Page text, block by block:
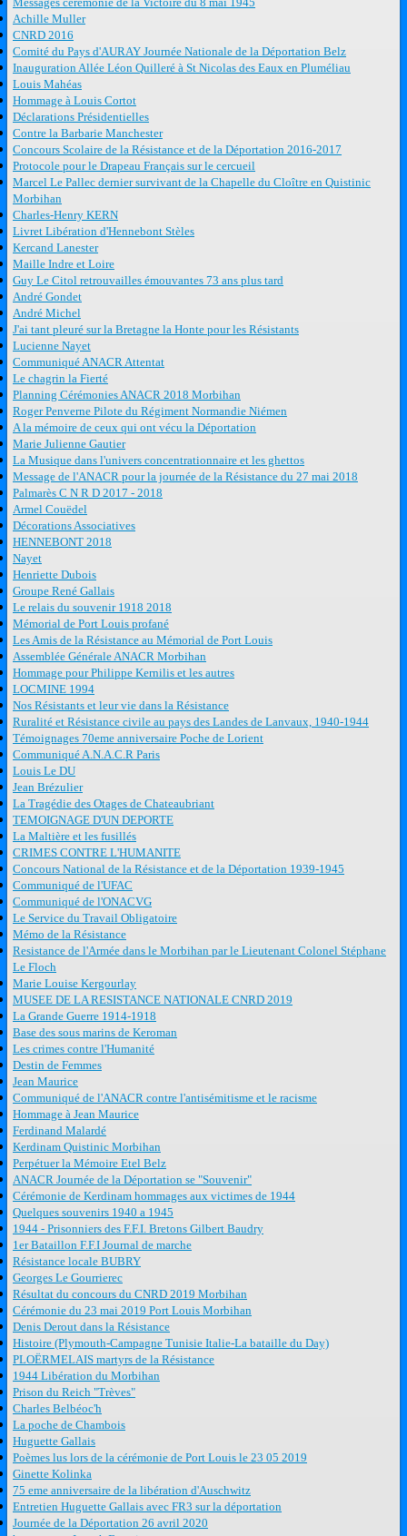
Achille Muller
CNRD 2016
Comité du Pays d'AURAY Journée Nationale de la Déportation Belz
Inauguration Allée Léon Quilleré à St Nicolas des Eaux en Pluméliau
Louis Mahéas
Hommage à Louis Cortot
Déclarations Présidentielles
Contre la Barbarie Manchester
Concours Scolaire de la Résistance et de la Déportation 2016-2017
Protocole pour le Drapeau Français sur le cercueil
Marcel Le Pallec dernier survivant de la Chapelle du Cloître en Quistinic
Morbihan
Charles-Henry KERN
Livret Libération d'Hennebont Stèles
Kercand Lanester
Maille Indre et Loire
Guy Le Citol retrouvailles émouvantes 73 ans plus tard
André Gondet
André Michel
J'ai tant pleuré sur la Bretagne la Honte pour les Résistants
Lucienne Nayet
Communiqué ANACR Attentat
Le chagrin la Fierté
Planning Cérémonies ANACR 2018 Morbihan
Roger Penverne Pilote du Régiment Normandie Niémen
A la mémoire de ceux qui ont vécu la Déportation
Marie Julienne Gautier
La Musique dans l'univers concentrationnaire et les ghettos
Message de l'ANACR pour la journée de la Résistance du 27 mai 2018
Palmarès C N R D 2017 - 2018
Armel Couëdel
Décorations Associatives
HENNEBONT 2018
Nayet
Henriette Dubois
Groupe René Gallais
Le relais du souvenir 1918 2018
Mémorial de Port Louis profané
Les Amis de la Résistance au Mémorial de Port Louis
Assemblée Générale ANACR Morbihan
Hommage pour Philippe Kernilis et les autres
LOCMINE 1994
Nos Résistants et leur vie dans la Résistance
Ruralité et Résistance civile au pays des Landes de Lanvaux, 1940-1944
Témoignages 70eme anniversaire Poche de Lorient
Communiqué A.N.A.C.R Paris
Louis Le DU
Jean Brézulier
La Tragédie des Otages de Chateaubriant
TEMOIGNAGE D'UN DEPORTE
La Maltière et les fusillés
CRIMES CONTRE L'HUMANITE
Concours National de la Résistance et de la Déportation 1939-1945
Communiqué de l'UFAC
Communiqué de l'ONACVG
Le Service du Travail Obligatoire
Mémo de la Résistance
Resistance de l'Armée dans le Morbihan par le Lieutenant Colonel Stéphane
Le Floch
Marie Louise Kergourlay
MUSEE DE LA RESISTANCE NATIONALE CNRD 2019
La Grande Guerre 1914-1918
Base des sous marins de Keroman
Les crimes contre l'Humanité
Destin de Femmes
Jean Maurice
Communiqué de l'ANACR contre l'antisémitisme et le racisme
Hommage à Jean Maurice
Ferdinand Malardé
Kerdinam Quistinic Morbihan
Perpétuer la Mémoire Etel Belz
ANACR Journée de la Déportation se "Souvenir"
Cérémonie de Kerdinam hommages aux victimes de 1944
Quelques souvenirs 1940 a 1945
1944 - Prisonniers des F.F.I. Bretons Gilbert Baudry
1er Bataillon F.F.I Journal de marche
Résistance locale BUBRY
Georges Le Gourrierec
Résultat du concours du CNRD 2019 Morbihan
Cérémonie du 23 mai 2019 Port Louis Morbihan
Denis Derout dans la Résistance
Histoire (Plymouth-Campagne Tunisie Italie-La bataille du Day)
PLOËRMELAIS martyrs de la Résistance
1944 Libération du Morbihan
Prison du Reich "Trèves"
Charles Belbéoc'h
La poche de Chambois
Huguette Gallais
Poèmes lus lors de la cérémonie de Port Louis le 23 05 2019
Ginette Kolinka
75 eme anniversaire de la libération d'Auschwitz
Entretien Huguette Gallais avec FR3 sur la déportation
Journée de la Déportation 26 avril 2020